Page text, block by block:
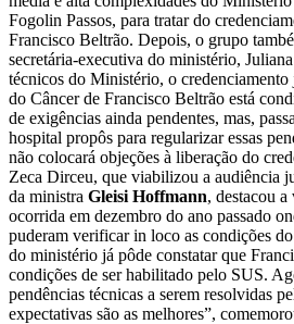
Fogolin Passos, para tratar do
Francisco Beltrão. Depois, o grupo
secretária-executiva do ministério,
técnicos do Ministério, o
do Câncer de Francisco Beltrão está
de exigências ainda pendentes, mas,
hospital propôs para regularizar essas
não colocará objeções à liberação do
Zeca Dirceu, que viabilizou a audiência
da ministra Gleisi Hoffmann, destacou
ocorrida em dezembro do ano passado
puderam verificar in loco as condições
do ministério já pôde constatar que
condições de ser habilitado pelo SUS.
pendências técnicas a serem resolvidas
expectativas são as melhores”,